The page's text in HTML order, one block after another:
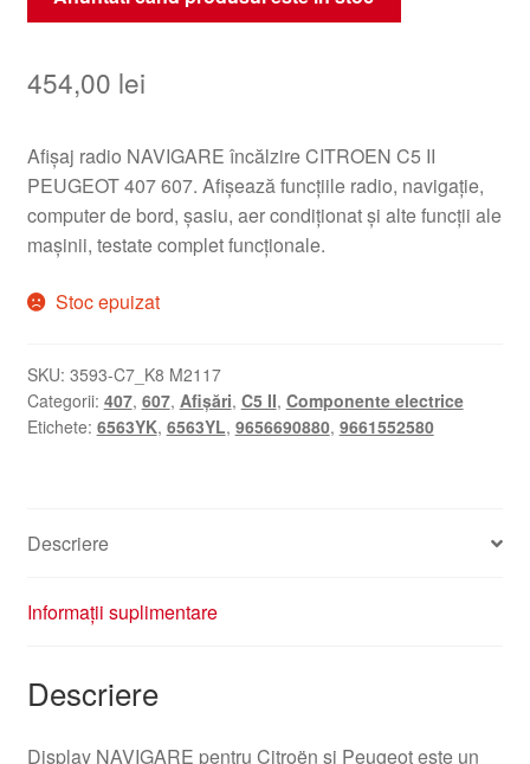
454,00 lei
Afișaj radio NAVIGARE încălzire CITROEN C5 II
PEUGEOT 407 607. Afișează funcțiile radio, navigație,
computer de bord, șasiu, aer condiționat și alte funcții ale
mașinii, testate complet funcționale.
Stoc epuizat
SKU: 3593-C7_K8 M2117
Categorii: 407, 607, Afișări, C5 II, Componente electrice
Etichete: 6563YK, 6563YL, 9656690880, 9661552580
Descriere
Informații suplimentare
Descriere
Display NAVIGARE pentru Citroën și Peugeot este un